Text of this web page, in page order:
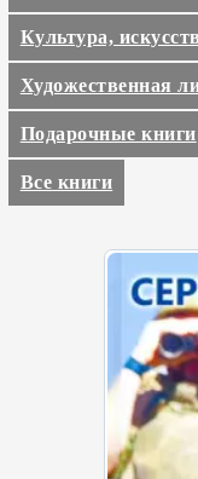
Культура,
Художественная
Подарочные книги
Все книги